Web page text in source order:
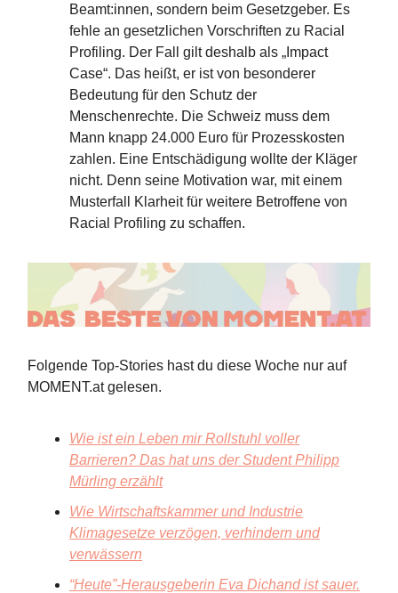
Beamt:innen, sondern beim Gesetzgeber. Es
fehle an gesetzlichen Vorschriften zu Racial
Profiling. Der Fall gilt deshalb als „Impact
Case“. Das heißt, er ist von besonderer
Bedeutung für den Schutz der
Menschenrechte. Die Schweiz muss dem
Mann knapp 24.000 Euro für Prozesskosten
zahlen. Eine Entschädigung wollte der Kläger
nicht. Denn seine Motivation war, mit einem
Musterfall Klarheit für weitere Betroffene von
Racial Profiling zu schaffen.
Folgende Top-Stories hast du diese Woche nur auf
MOMENT.at gelesen.
Wie ist ein Leben mir Rollstuhl voller
Barrieren? Das hat uns der Student Philipp
Mürling erzählt
Wie Wirtschaftskammer und Industrie
Klimagesetze verzögen, verhindern und
verwässern
“Heute”-Herausgeberin Eva Dichand ist sauer.